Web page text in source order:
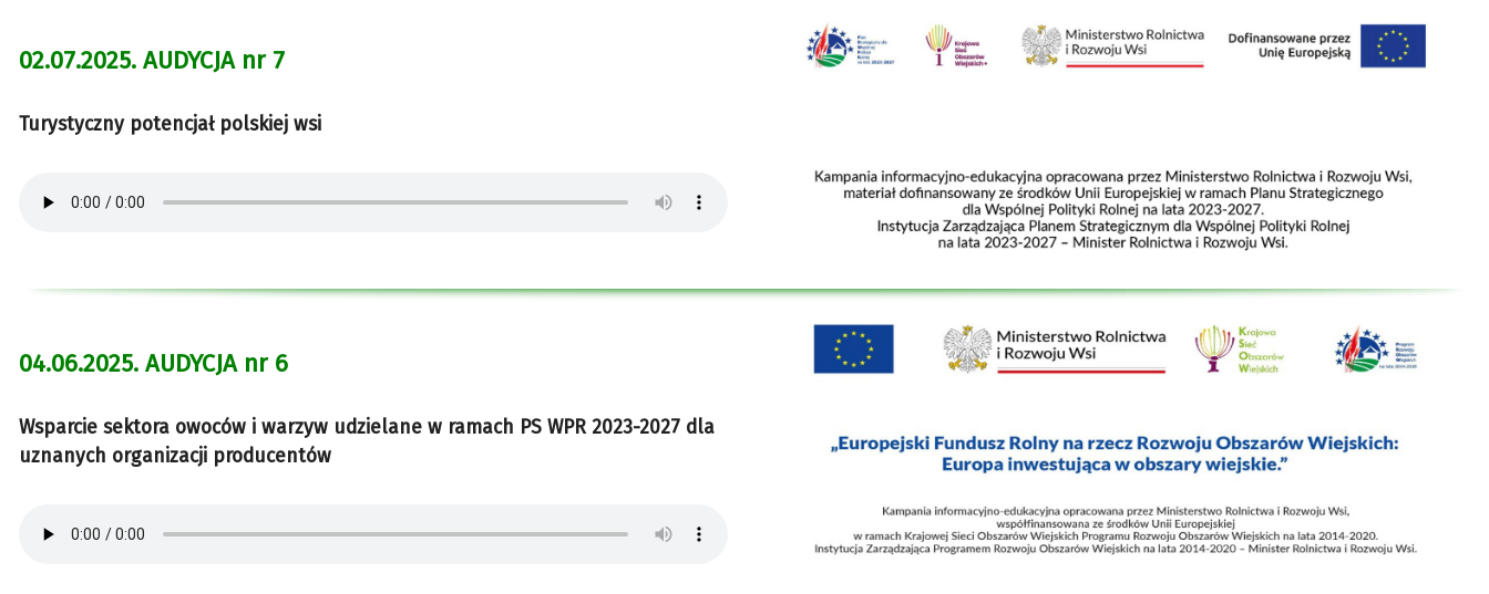
02.07.2025. AUDYCJA nr 7
Turystyczny potencjał polskiej wsi
04.06.2025. AUDYCJA nr 6
Wsparcie sektora owoców i warzyw udzielane w ramach PS WPR 2023-2027 dla
uznanych organizacji producentów